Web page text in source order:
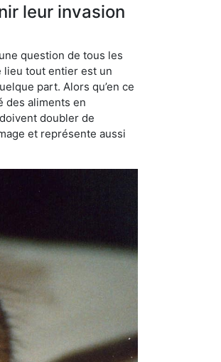
leur invasion
question de tous les
lieu tout entier est un
part. Alors qu’en ce
des aliments en
doubler de
et représente aussi